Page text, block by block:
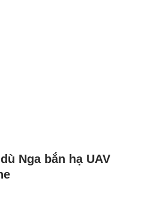
Nga bắn hạ UAV